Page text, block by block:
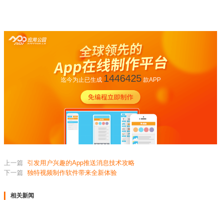
迄今为止已生成 1446425款APP
上一篇
引发用户兴趣的App推送消息技术攻略
下一篇 独特视频制作软件带来全新体验
相关新闻